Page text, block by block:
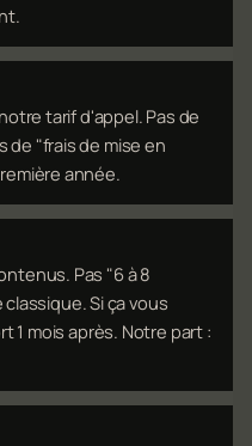
tarif d'appel. Pas de
de "frais de mise en
année.
Pas "6 à 8
Si ça vous
1 mois après. Notre part :